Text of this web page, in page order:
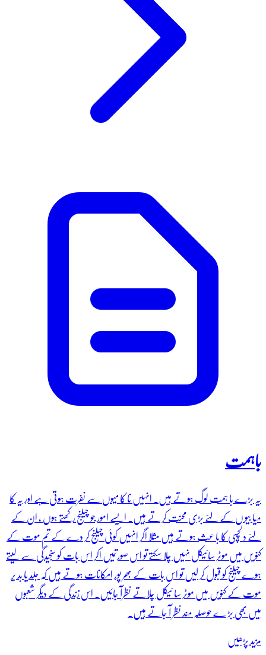
باہمت
یہ بڑے با ہمت لوگ ہوتے ہیں۔ انہیں نا کا میوں سے نفرت ہوتی ہے اور یہ کا
میا بیو ں کے لئے بڑی محنت کرتے ہیں۔ ایسے امور جو چیلنج رکھتے ہوں ، ان کے
لئے دلچسپی کا با عث ہوتے ہیں مثلا اگر انہیں کوئی چیلنج کر دے کے تم موت کے
کنو یں میں موٹر سائیکل نہیں چلا سکتے تو اس صورتمیں اکر اس بات کو سنجیدگی سے لیتے
ہوے چیلنج کو قبول کر لیں تو اس بات کے بھر پور امکانات ہوتے ہیں کہ جلد یا بد یر
موت کے کنویں میں موٹر سا ئیکل چلاتے نظرآ جائیں۔ اس زندگی کے دیگر شعبوں
میں بھی بڑ ے حوصلہ مند نظر آ جاتے ہیں۔
مزید پڑھیں